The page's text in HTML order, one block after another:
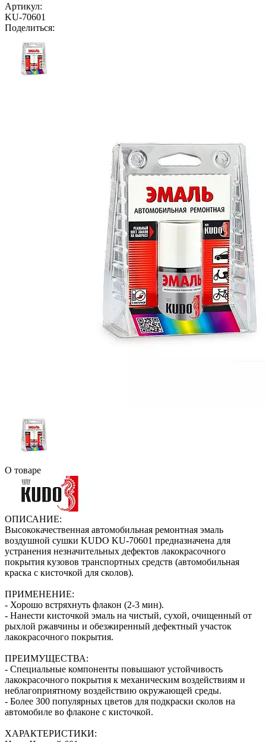
Артикул:
KU-70601
Поделиться:
О товаре
ОПИСАНИЕ:
Высококачественная автомобильная ремонтная эмаль
воздушной сушки KUDO KU-70601 предназначена для
устранения незначительных дефектов лакокрасочного
покрытия кузовов транспортных средств (автомобильная
краска с кисточкой для сколов).
ПРИМЕНЕНИЕ:
- Хорошо встряхнуть флакон (2‑3 мин).
- Нанести кисточкой эмаль на чистый, сухой, очищенный от
рыхлой ржавчины и обезжиренный дефектный участок
лакокрасочного покрытия.
ПРЕИМУЩЕСТВА:
- Специальные компоненты повышают устойчивость
лакокрасочного покрытия к механическим воздействиям и
неблагоприятному воздействию окружающей среды.
- Более 300 популярных цветов для подкраски сколов на
автомобиле во флаконе с кисточкой.
ХАРАКТЕРИСТИКИ: